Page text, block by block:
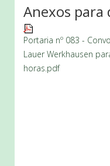
Anexos para
Portaria nº 083 -
Lauer Werkhausen
horas.pdf